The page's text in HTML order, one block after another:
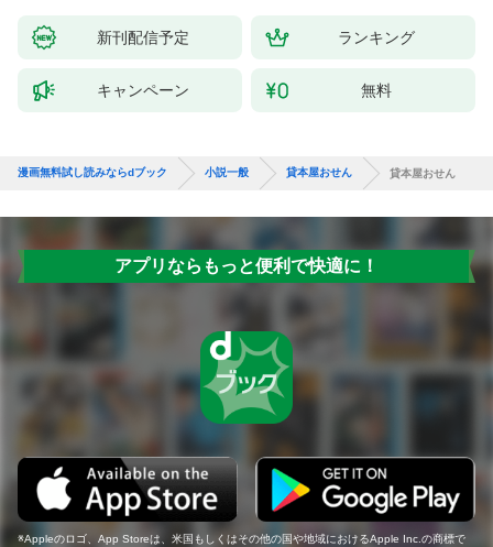
新刊配信予定 ランキング
キャンペーン 無料
漫画無料試し読みならdブック 小説一般 貸本屋おせん 貸本屋おせん
アプリならもっと便利で快適に！
Appleのロゴ、App Storeは、米国もしくはその他の国や地域におけるApple Inc.の商標で